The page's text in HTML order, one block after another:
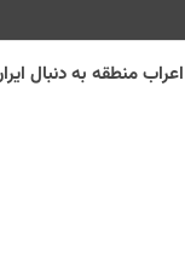
اعراب منطقه به دنبال